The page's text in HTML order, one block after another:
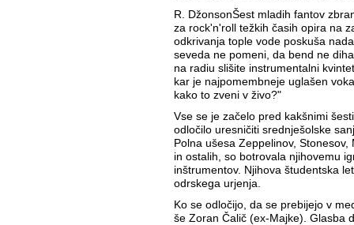
R. DžonsonŠest mladih fantov
za rock'n'roll težkih časih opira na
odkrivanja tople vode poskuša
seveda ne pomeni, da bend ne
na radiu slišite instrumentalni
kar je najpomembneje uglašen
kako to zveni v živo?"
Vse se je začelo pred kakšnimi
odločilo uresničiti srednješolske
Polna ušesa Zeppelinov,
in ostalih, so botrovala njihovemu
inštrumentov. Njihova študentska
odrskega urjenja.
Ko se odločijo, da se prebijejo v
še Zoran Čalič (ex-Majke). Glasba